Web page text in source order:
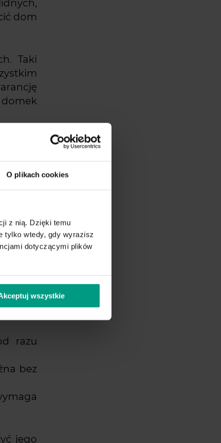
O plikach cookies
z nią. Dzięki temu
tylko wtedy, gdy wyrazisz
dotyczącymi plików
wszystkie
dom
Taki
do
albo
są w
ich
razu
bez
jego